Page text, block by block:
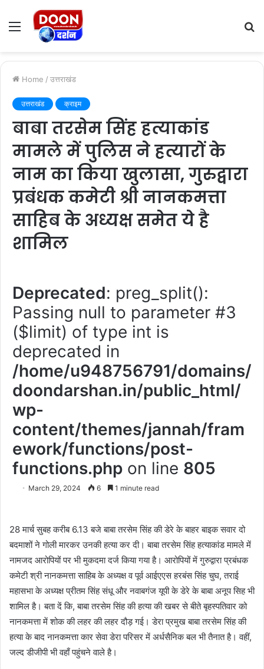
Menu
Home / उत्तराखंड
उत्तराखंड क्राइम
बाबा तरसेम सिंह हत्याकांड
मामले में पुलिस ने हत्यारों के
नाम का किया खुलासा, गुरुद्वारा
प्रबंधक कमेटी श्री नानकमत्ता
साहिब के अध्यक्ष समेत ये है
शामिल
Deprecated: preg_split():
Passing null to parameter #3
($limit) of type int is
deprecated in
/home/u948756791/domains/
doondarshan.in/public_html/
wp-
content/themes/jannah/fram
ework/functions/post-
functions.php on line 805
March 29, 2024 6 1 minute read
28 मार्च सुबह करीब 6.13 बजे बाबा तरसेम सिंह की डेरे के बाहर बाइक सवार दो
बदमाशों ने गोली मारकर उनकी हत्या कर दी। बाबा तरसेम सिंह हत्याकांड मामले में
नामजद आरोपियों पर भी मुकदमा दर्ज किया गया है। आरोपियों में गुरुद्वारा प्रबंधक
कमेटी श्री नानकमत्ता साहिब के अध्यक्ष व पूर्व आईएएस हरबंस सिंह चुघ, तराई
महासभा के अध्यक्ष प्रीतम सिंह संधू और नवाबगंज यूपी के डेरे के बाबा अनूप सिह भी
शामिल है। बता दें कि, बाबा तरसेम सिंह की हत्या की खबर से बीते बृहस्पतिवार को
नानकमत्ता में शोक की लहर की लहर दौड़ गई। डेरा प्रमुख बाबा तरसेम सिंह की
हत्या के बाद नानकमत्ता कार सेवा डेरा परिसर में अर्धसैनिक बल भी तैनात है। वहीं,
जल्द डीजीपी भी वहाँ पहुंचने वाले है।